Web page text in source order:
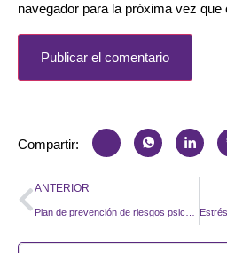
navegador para la próxima vez que
Compartir:
ANTERIOR